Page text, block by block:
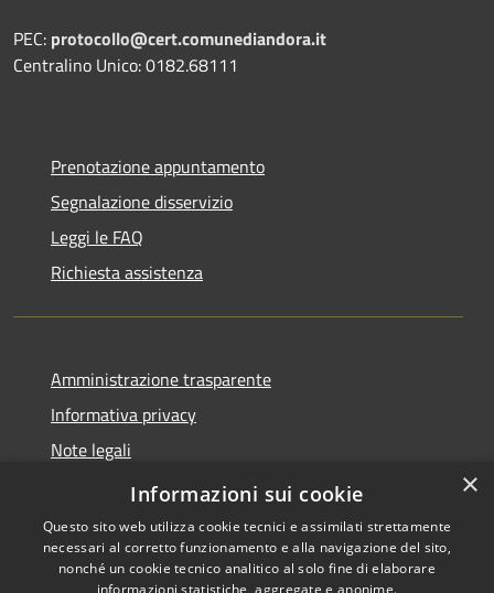
PEC: protocollo@cert.comunediandora.it
Centralino Unico: 0182.68111
Prenotazione appuntamento
Segnalazione disservizio
Leggi le FAQ
Richiesta assistenza
Amministrazione trasparente
Informativa privacy
Note legali
Dichiarazione di accessibilità
×
Informazioni sui cookie
Questo sito web utilizza cookie tecnici e assimilati strettamente
necessari al corretto funzionamento e alla navigazione del sito,
nonché un cookie tecnico analitico al solo fine di elaborare
informazioni statistiche, aggregate e anonime.